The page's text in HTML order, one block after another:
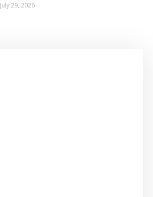
July 29, 2026